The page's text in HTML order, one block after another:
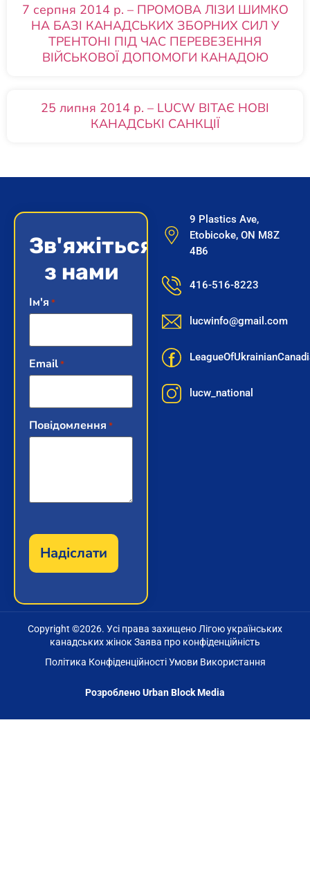
7 серпня 2014 р. – ПРОМОВА ЛІЗИ ШИМКО
НА БАЗІ КАНАДСЬКИХ ЗБОРНИХ СИЛ У
ТРЕНТОНІ ПІД ЧАС ПЕРЕВЕЗЕННЯ
ВІЙСЬКОВОЇ ДОПОМОГИ КАНАДОЮ
25 липня 2014 р. – LUCW ВІТАЄ НОВІ
КАНАДСЬКІ САНКЦІЇ
Зв'яжіться
з нами
Ім'я *
Email*
Повідомлення *
9 Plastics Ave,
Etobicoke, ON M8Z
4B6
416-516-8223
lucwinfo@gmail.com
lucw_national
Copyright ©2026. Усі права захищено Лігою українських
канадських жінок Заява про конфіденційність
Політика Конфіденційності Умови Використання
РозробленоUrban Block Media